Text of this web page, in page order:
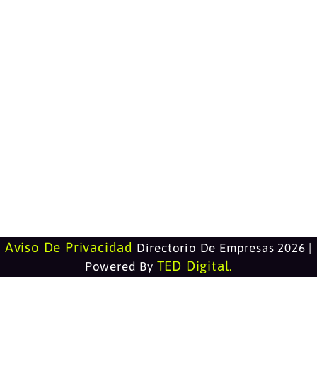
Aviso De Privacidad Directorio De Empresas 2026 |
Powered By TED Digital.